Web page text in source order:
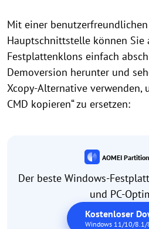
Mit einer
Hauptschnittstelle können Sie
Festplattenklons einfach
Demoversion herunter und
Xcopy-Alternative verwenden,
CMD kopieren“ zu ersetzen:
AOMEI
Der beste Windows-
und PC-
Kostenloser
Windows 11/10/8.1/